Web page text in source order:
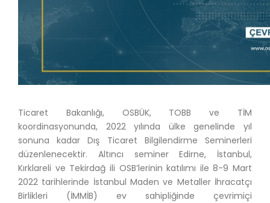
Ticaret Bakanlığı, OSBÜK, TOBB ve TİM
koordinasyonunda, 2022 yılında ülke genelinde yıl
sonuna kadar Dış Ticaret Bilgilendirme Seminerleri
düzenlenecektir. Altıncı seminer Edirne, İstanbul,
Kırklareli ve Tekirdağ ili OSB’lerinin katılımı ile 8-9 Mart
2022 tarihlerinde İstanbul Maden ve Metaller İhracatçı
Birlikleri (İMMİB) ev sahipliğinde çevrimiçi